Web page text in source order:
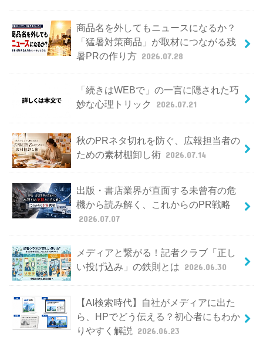
商品名を外してもニュースになるか？
「猛暑対策商品」が取材につながる残
暑PRの作り方 2026.07.28
「続きはWEBで」の一言に隠された巧
妙な心理トリック
2026.07.21
秋のPRネタ切れを防ぐ、広報担当者の
ための素材棚卸し術 2026.07.14
出版・書店業界が直面する未曾有の危
機から読み解く、これからのPR戦略
2026.07.07
メディアと繋がる！記者クラブ「正し
い投げ込み」の鉄則とは 2026.06.30
【AI検索時代】自社がメディアに出た
ら、HPでどう伝える？初心者にもわか
りやすく解説
2026.06.23